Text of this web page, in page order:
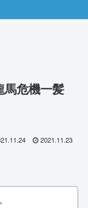
馬危機一髪
2021.11.23